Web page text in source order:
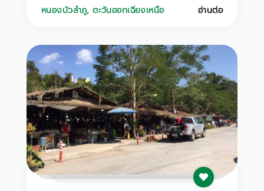
หนองบัวลำภู,ตะวันออกเฉียงเหนือ อ่านต่อ